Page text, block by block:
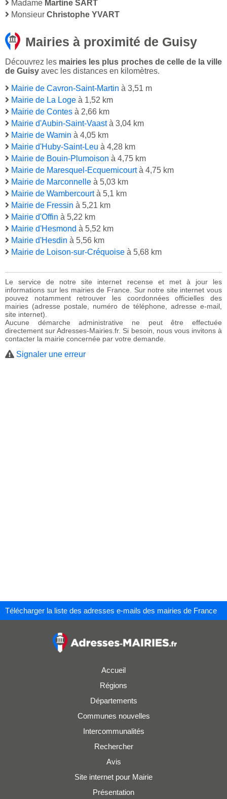
Madame Martine SART
Monsieur Christophe YVART
Mairies à proximité de Guisy
Découvrez les mairies les plus proches de celle de la ville
de Guisy avec les distances en kilomètres.
Mairie de Cavron-Saint-Martin à 3,51 m
Mairie de La Loge à 1,52 km
Mairie de Contes à 2,66 km
Mairie d'Aubin-Saint-Vaastà 3,04 km
Mairie de Wamin à 4,05 km
Mairie d'Huby-Saint-Leu à 4,28 km
Mairie de Bouin-Plumoison à 4,75 km
Mairie de Maresquel-Ecquemicourtà 4,75 km
Mairie de Marconnelle à 5,03 km
Mairie de Wambercourtà 5,1 km
Mairie de Fressin à 5,21 km
Mairie d'Offin à 5,22 km
Mairie d'Hesmond à 5,52 km
Mairie d'Hesdin à 5,56 km
Mairie de Loison-sur-Créquoise à 5,68 km
Le service de notre site internet recense et met à jour les
informations sur les mairies de France. Sur notre site internet vous
pouvez notamment retrouver les coordonnées officielles des
mairies (adresse postale, numéro de téléphone, adresse e-mail,
site internet).
Aucune démarche administrative ne peut être effectuée
directement sur Adresses-Mairies.fr. Si besoin, nous vous invitons à
contacter la mairie concernée par votre demande.
Signaler une erreur
Télécharger la liste des adresses e-mails des mairies de France
Accueil
Régions
Départements
Communes nouvelles
Intercommunalités
Rechercher
Avis
Site internet pour Mairie
Présentation